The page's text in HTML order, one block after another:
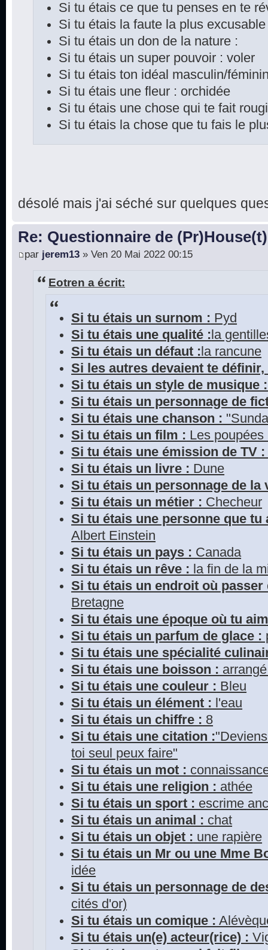
Si tu étais ce que tu penses en te
Si tu étais la faute la plus
Si tu étais un don de la nature :
Si tu étais un super pouvoir : voler
Si tu étais ton idéal masculin/
Si tu étais une fleur : orchidée
Si tu étais une chose qui te fait
Si tu étais la chose que tu fais le
désolé mais j'ai séché sur quelques
Re: Questionnaire de (Pr)House(t)
par jerem13 » Ven 20 Mai 2022 00:15
Eotren a écrit:
Si tu étais un surnom : Pyd
Si tu étais une qualité : la
Si tu étais un défaut : la rancune
Si les autres devaient te
Si tu étais un style de musique :
Si tu étais un personnage de
Si tu étais une chanson :
Si tu étais un film : Les
Si tu étais une émission de TV :
Si tu étais un livre : Dune
Si tu étais un personnage de la
Si tu étais un métier : Checheur
Si tu étais une personne que
Albert Einstein
Si tu étais un pays : Canada
Si tu étais un rêve : la fin de la
Si tu étais un endroit où passer
Bretagne
Si tu étais une époque où tu
Si tu étais un parfum de glace :
Si tu étais une spécialité
Si tu étais une boisson :
Si tu étais une couleur : Bleu
Si tu étais un élément : l'eau
Si tu étais un chiffre : 8
Si tu étais une citation :
toi seul peux faire"
Si tu étais un mot :
Si tu étais une religion : athée
Si tu étais un sport : escrime
Si tu étais un animal : chat
Si tu étais un objet : une rapière
Si tu étais un Mr ou une Mme
idée
Si tu étais un personnage de
cités d'or)
Si tu étais un comique :
Si tu étais un(e) acteur(rice) :